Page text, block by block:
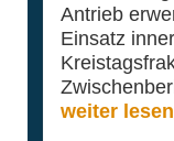
Antrieb
Einsatz
weiter